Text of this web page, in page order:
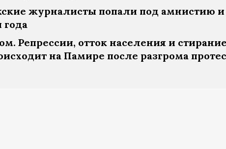
журналисты попали под амнистию и
года
Репрессии, отток населения и стирание
на Памире после разгрома